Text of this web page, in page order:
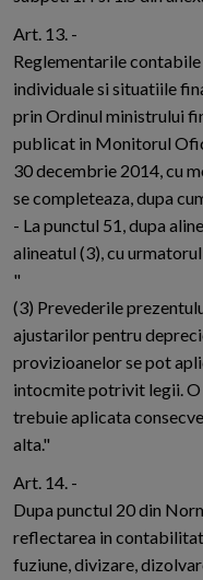
Art. 13. -
Reglementarile
individuale si situatiile
prin Ordinul ministrului
publicat in Monitorul
30 decembrie 2014, cu
se completeaza, dupa
- La punctul 51, dupa
alineatul (3), cu
"
(3) Prevederile
ajustarilor pentru
provizioanelor se pot
intocmite potrivit legii. O
trebuie aplicata
alta."
Art. 14. -
Dupa punctul 20 din
reflectarea in
fuziune, divizare,